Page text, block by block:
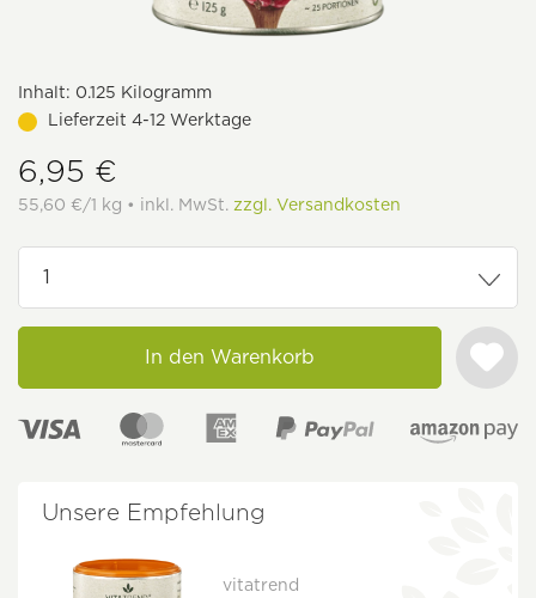
Inhalt: 0.125 Kilogramm
Lieferzeit 4-12 Werktage
6,95 €
55,60 €/1 kg • inkl. MwSt. zzgl. Versandkosten
In den Warenkorb
Unsere Empfehlung
vitatrend